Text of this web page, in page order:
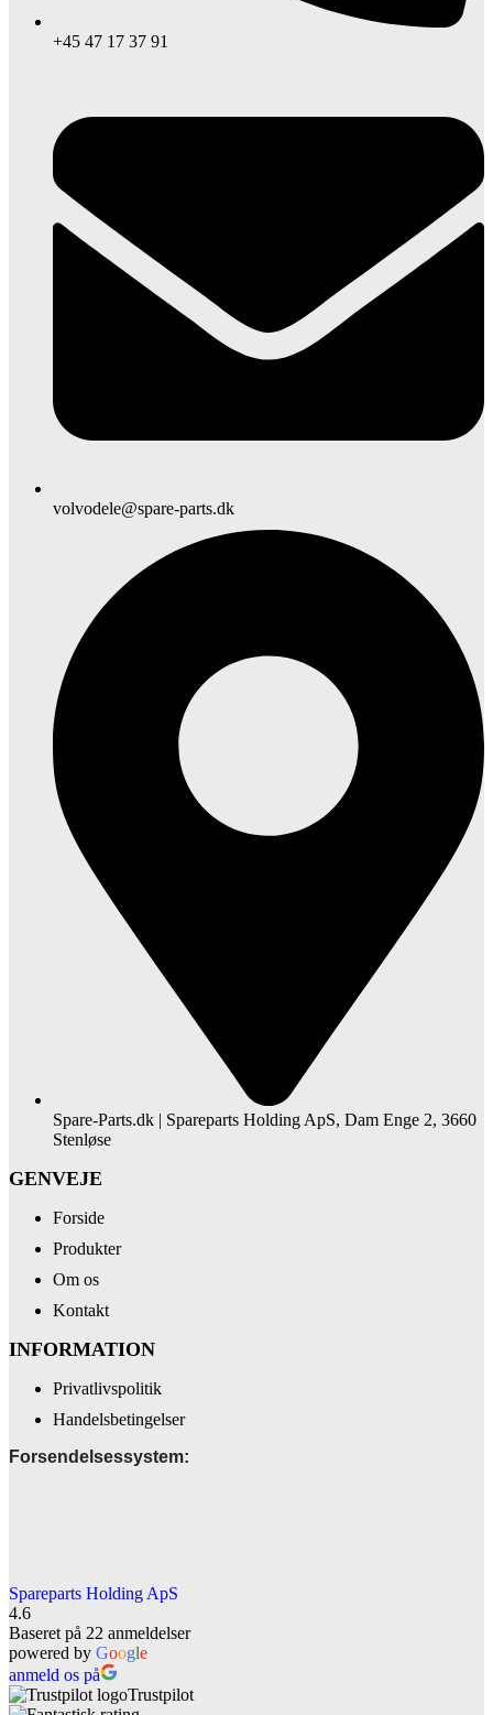
+45 47 17 37 91
volvodele@spare-parts.dk
Spare-Parts.dk | Spareparts Holding ApS, Dam Enge 2, 3660
Stenløse
GENVEJE
Forside
Produkter
Om os
Kontakt
INFORMATION
Privatlivspolitik
Handelsbetingelser
Forsendelsessystem:
Spareparts Holding ApS
4.6
Baseret på 22 anmeldelser
powered by Google
anmeld os på
Trustpilot